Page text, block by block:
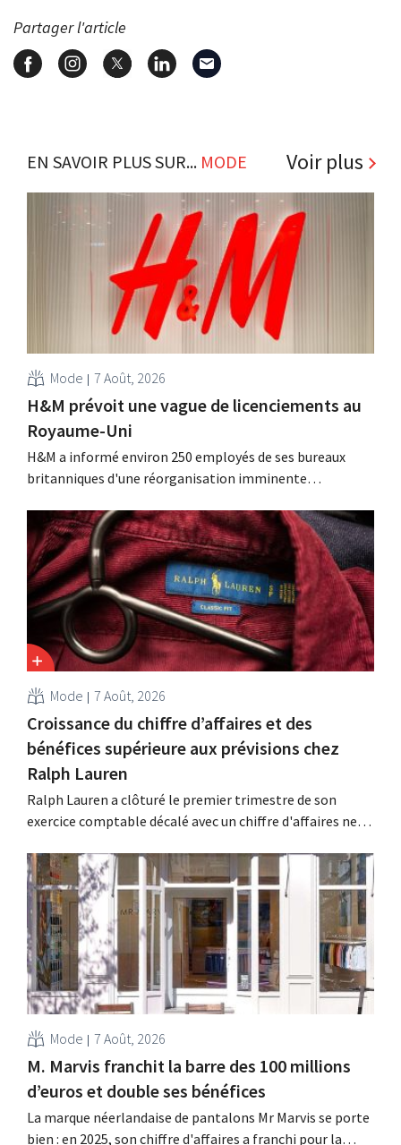
Partager l'article
EN SAVOIR PLUS SUR... MODE Voir plus
Mode 7 Août, 2026
H&M prévoit une vague de licenciements au
Royaume-Uni
H&M a informé environ 250 employés de ses bureaux
britanniques d'une réorganisation imminente
Cette restructuration fait suite à des mesures prises
précédemment aux Pays-Bas, en Belgique et en Espagne,
qui avaient déjà entraîné la suppression de centaines
d'emplois.
Mode 7 Août, 2026
Croissance du chiffre d’affaires et des
bénéfices supérieure aux prévisions chez
Ralph Lauren
Ralph Lauren a clôturé le premier trimestre de son
exercice comptable décalé avec un chiffre d'affaires net
soit une hausse de 14 % par rapport à l'année
précédente. Fort de ce démarrage supérieur aux
attentes, le groupe revoit également à la...
Mode 7 Août, 2026
M. Marvis franchit la barre des 100 millions
d’euros et double ses bénéfices
La marque néerlandaise de pantalons Mr Marvis se porte
bien : en 2025, son chiffre d'affaires a franchi pour la